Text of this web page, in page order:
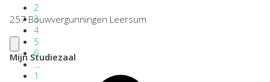
2
3
4
5
6
...
1
257 Bouwvergunningen Leersum
Mijn Studiezaal